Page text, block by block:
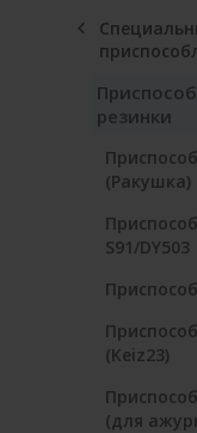
резинки
(Ракушка)
S91/DY503
(Keiz23)
(для